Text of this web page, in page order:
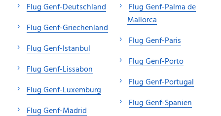
Flug Genf-Deutschland
Flug Genf-Griechenland
Flug Genf-Istanbul
Flug Genf-Lissabon
Flug Genf-Luxemburg
Flug Genf-Madrid
Flug Genf-Palma de
Mallorca
Flug Genf-Paris
Flug Genf-Porto
Flug Genf-Portugal
Flug Genf-Spanien